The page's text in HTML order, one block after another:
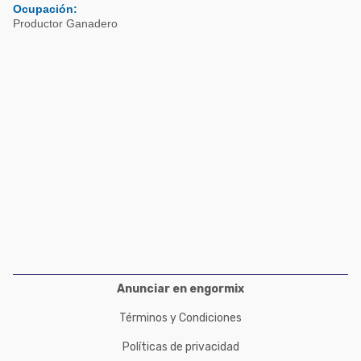
Acuacultura
Comunidades en portugués
Ocupación:
Productor Ganadero
Anunciar en engormix
Términos y Condiciones
Políticas de privacidad